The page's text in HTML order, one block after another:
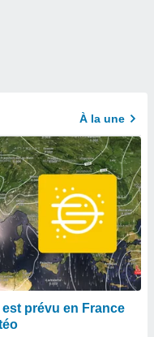
À la une
prévu en France